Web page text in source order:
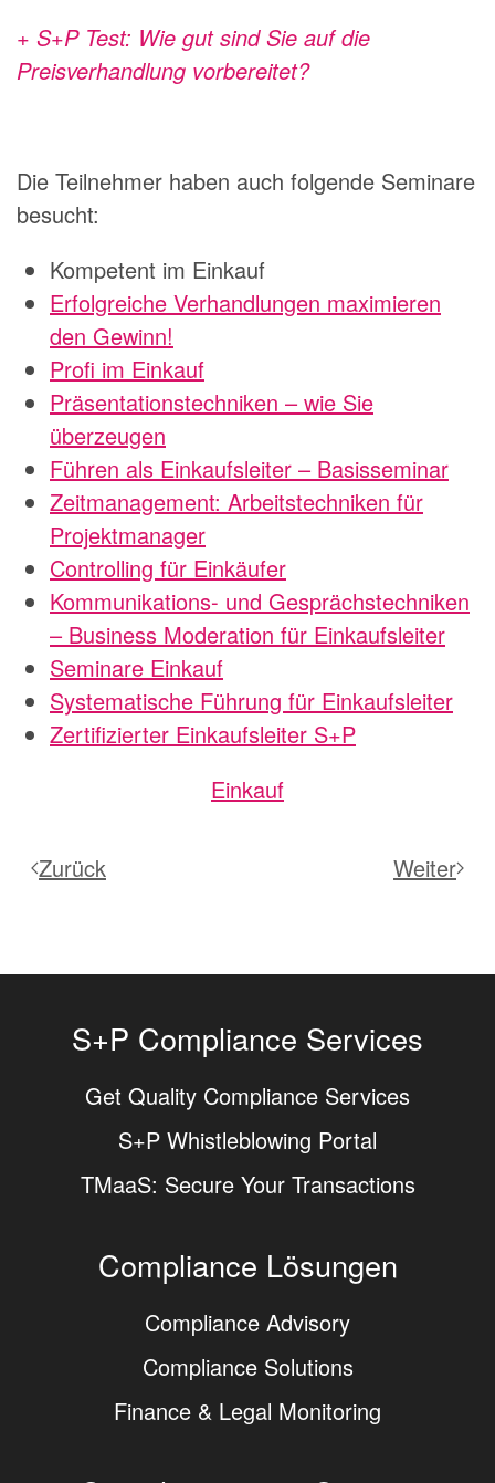
+ S+P Test: Wie gut sind Sie auf die
Preisverhandlung vorbereitet?
Die Teilnehmer haben auch folgende Seminare
besucht:
Kompetent im Einkauf
Erfolgreiche Verhandlungen maximieren
den Gewinn!
Profi im Einkauf
Präsentationstechniken – wie Sie
überzeugen
Führen als Einkaufsleiter – Basisseminar
Zeitmanagement: Arbeitstechniken für
Projektmanager
Controlling für Einkäufer
Kommunikations- und Gesprächstechniken
– Business Moderation für Einkaufsleiter
Seminare Einkauf
Systematische Führung für Einkaufsleiter
Zertifizierter Einkaufsleiter S+P
Einkauf
Zurück Weiter
S+P Compliance Services
Get Quality Compliance Services
S+P Whistleblowing Portal
TMaaS: Secure Your Transactions
Compliance Lösungen
Compliance Advisory
Compliance Solutions
Finance & Legal Monitoring